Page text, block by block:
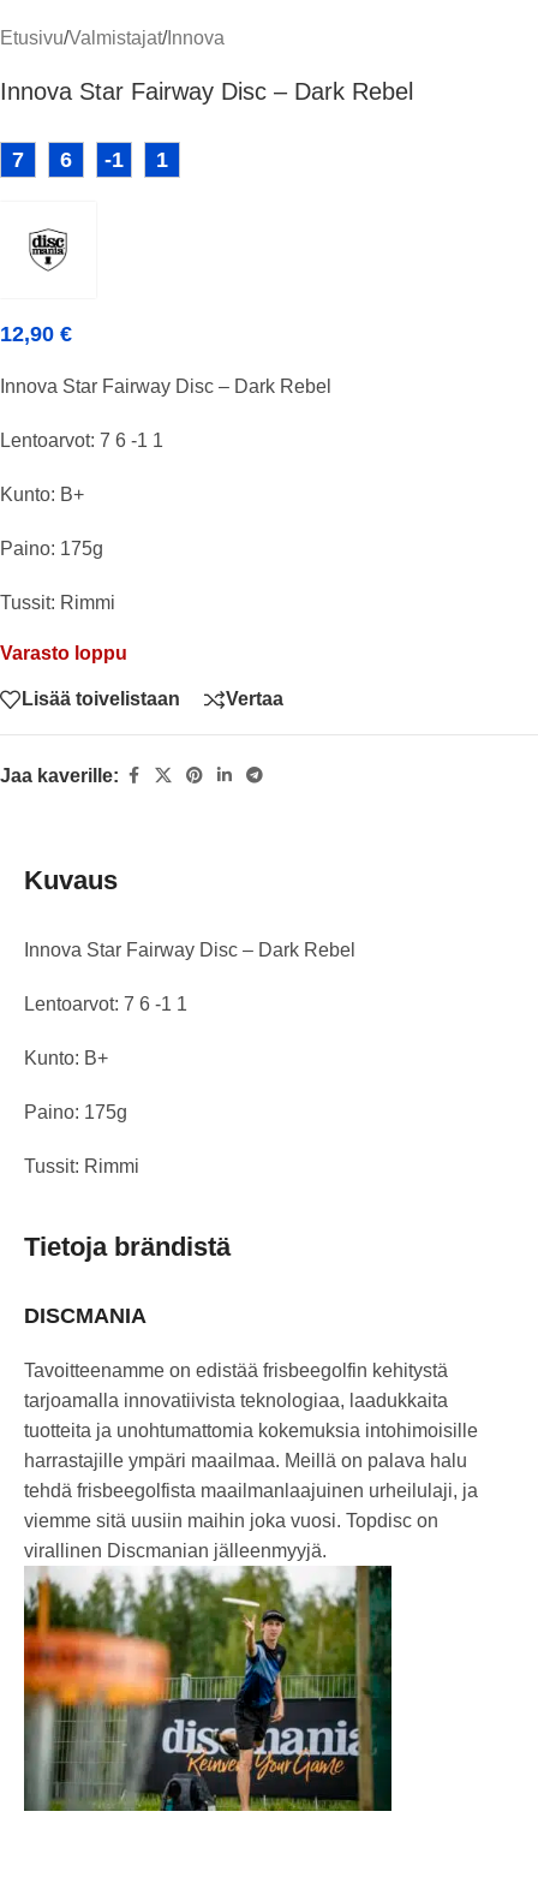
Etusivu/Valmistajat/Innova
Innova Star Fairway Disc – Dark Rebel
7 6 -1 1
12,90 €
Innova Star Fairway Disc – Dark Rebel
Lentoarvot: 7 6 -1 1
Kunto: B+
Paino: 175g
Tussit: Rimmi
Varasto loppu
Lisää toivelistaan Vertaa
Jaa kaverille:
Kuvaus
Innova Star Fairway Disc – Dark Rebel
Lentoarvot: 7 6 -1 1
Kunto: B+
Paino: 175g
Tussit: Rimmi
Tietoja brändistä
DISCMANIA
Tavoitteenamme on edistää frisbeegolfin kehitystä
tarjoamalla innovatiivista teknologiaa, laadukkaita
tuotteita ja unohtumattomia kokemuksia intohimoisille
harrastajille ympäri maailmaa. Meillä on palava halu
tehdä frisbeegolfista maailmanlaajuinen urheilulaji, ja
viemme sitä uusiin maihin joka vuosi. Topdisc on
virallinen Discmanian jälleenmyyjä.